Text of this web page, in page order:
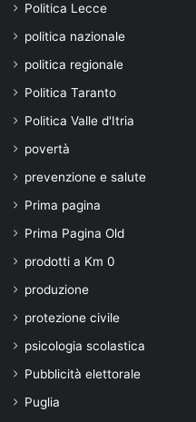
Politica Lecce
politica nazionale
politica regionale
Politica Taranto
Politica Valle d'Itria
povertà
prevenzione e salute
Prima pagina
Prima Pagina Old
prodotti a Km 0
produzione
protezione civile
psicologia scolastica
Pubblicità elettorale
Puglia